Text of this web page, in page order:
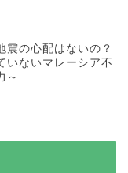
震の心配はないの？
いないマレーシア不
～